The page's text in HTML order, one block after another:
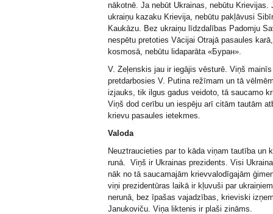
nākotnē. Ja nebūt Ukrainas, nebūtu Krievijas.
ukraiņu kazaku Krievija, nebūtu pakļāvusi
Kaukāzu. Bez ukraiņu līdzdalības Padomju
nespētu pretoties Vācijai Otrajā pasaules
kosmosā, nebūtu lidaparāta «Буран».
V. Zeļenskis jau ir iegājis vēsturē. Viņš
pretdarbosies V. Putina režīmam un tā
izjauks, tik ilgus gadus veidoto, tā saucamo
Viņš dod cerību un iespēju arī citām tautām
krievu pasaules ietekmes.
Valoda
Neuztraucieties par to kāda viņam tautība un
runā. Viņš ir Ukrainas prezidents. Visi
nāk no tā saucamajām krievvalodīgajām
viņi prezidentūras laikā ir kļuvuši par
nerunā, bez īpašas vajadzības, krieviski
Janukoviču. Viņa liktenis ir plaši zināms.